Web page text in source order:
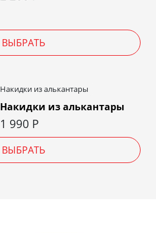
ВЫБРАТЬ
Накидки из алькантары
Накидки из алькантары
1 990 Р
ВЫБРАТЬ